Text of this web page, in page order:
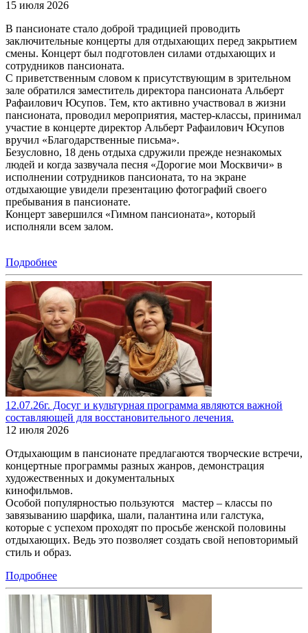
15 июля 2026
В пансионате стало доброй традицией проводить
заключительные концерты для отдыхающих перед закрытием
смены. Концерт был подготовлен силами отдыхающих и
сотрудников пансионата.
С приветственным словом к присутствующим в зрительном
зале обратился заместитель директора пансионата Альберт
Рафаилович Юсупов. Тем, кто активно участвовал в жизни
пансионата, проводил мероприятия, мастер-классы, принимал
участие в концерте директор Альберт Рафаилович Юсупов
вручил «Благодарственные письма».
Безусловно, 18 день отдыха сдружили прежде незнакомых
людей и когда зазвучала песня «Дорогие мои Москвичи» в
исполнении сотрудников пансионата, то на экране
отдыхающие увидели презентацию фотографий своего
пребывания в пансионате.
Концерт завершился «Гимном пансионата», который
исполняли всем залом.
Подробнее
12.07.26г. Досуг и культурная программа являются важной
составляющей для восстановительного лечения.
12 июля 2026
Отдыхающим в пансионате предлагаются творческие встречи,
концертные программы разных жанров, демонстрация
художественных и документальных
кинофильмов.
Особой популярностью пользуются мастер – классы по
завязыванию шарфика, шали, палантина или галстука,
которые с успехом проходят по просьбе женской половины
отдыхающих. Ведь это позволяет создать свой неповторимый
стиль и образ.
Подробнее